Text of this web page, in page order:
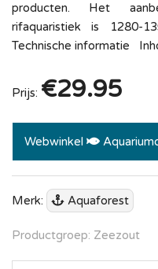
producten. Het
rifaquaristiek is
Technische informatie
Prijs: €29.95
Webwinkel
Merk: Aquaforest
Productgroep: Zeezout